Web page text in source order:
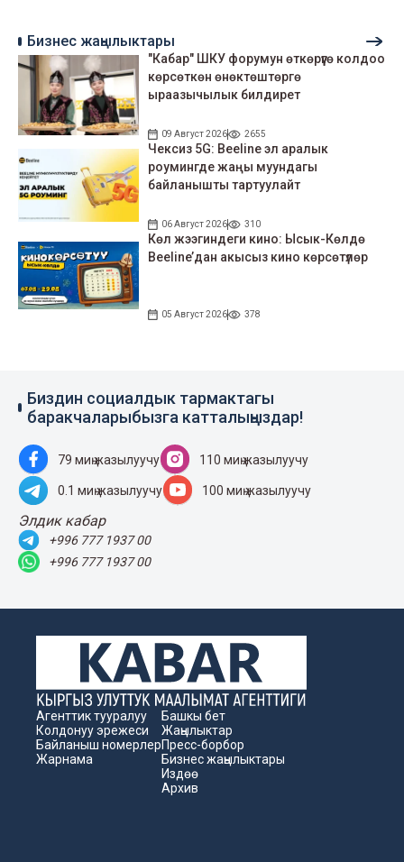
Бизнес жаңылыктары
"Кабар" ШКУ форумун өткөрүүгө колдоо
көрсөткөн өнөктөштөргө
ыраазычылык билдирет
09 Август 2026 2655
Чексиз 5G: Beeline эл аралык
роумингде жаңы муундагы
байланышты тартуулайт
06 Август 2026 310
Көл жээгиндеги кино: Ысык-Көлдө
Beeline’дан акысыз кино көрсөтүлөр
05 Август 2026 378
Биздин социалдык тармактагы
баракчаларыбызга катталыңыздар!
79 миң жазылуучу 110 миң жазылуучу
0.1 миң жазылуучу 100 миң жазылуучу
Элдик кабар
+996 777 1937 00
+996 777 1937 00
Агенттик тууралуу
Колдонуу эрежеси
Байланыш номерлер
Жарнама
Башкы бет
Жаңылыктар
Пресс-борбор
Бизнес жаңылыктары
Издөө
Архив